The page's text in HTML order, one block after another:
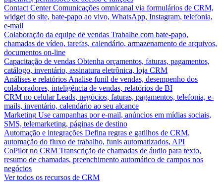
Contact Center Comunicações omnicanal via formulários de CRM,
widget do site, bate-papo ao vivo, WhatsApp, Instagram, telefonia,
e-mail
Colaboração da equipe de vendas Trabalhe com bate-papo,
chamadas de vídeo, tarefas, calendário, armazenamento de arquivos,
documentos on-line
Capacitação de vendas Obtenha orçamentos, faturas, pagamentos,
catálogo, inventário, assinatura eletrônica, loja CRM
Análises e relatórios Analise funil de vendas, desempenho dos
colaboradores, inteligência de vendas, relatórios de BI
CRM no celular Leads, negócios, faturas, pagamentos, telefonia, e-
mails, inventário, calendário ao seu alcance
Marketing Use campanhas por e-mail, anúncios em mídias sociais,
SMS, telemarketing, páginas de destino
Automação e integrações Defina regras e gatilhos de CRM,
automação do fluxo de trabalho, funis automatizados, API
CoPilot no CRM Transcrição de chamadas de áudio para texto,
resumo de chamadas, preenchimento automático de campos nos
negócios
Ver todos os recursos de CRM